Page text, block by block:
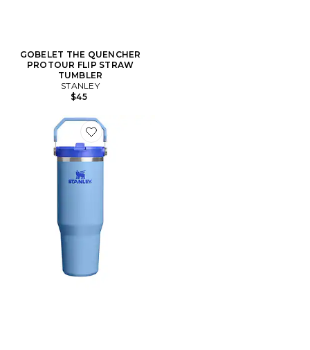
GOBELET THE QUENCHER
PROTOUR FLIP STRAW
TUMBLER
STANLEY
$45
Favorite GOBELET STANLEY ICEFLOW FLIP STRAW